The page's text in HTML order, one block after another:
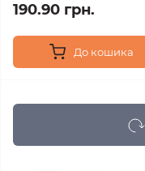
190.90 грн.
До кошика